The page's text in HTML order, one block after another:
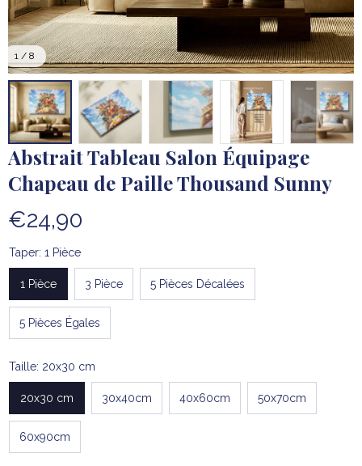
1 / 8
Abstrait Tableau Salon Équipage
Chapeau de Paille Thousand Sunny
€24,90
Taper: 1 Pièce
1 Pièce 3 Pièce 5 Pièces Décalées
5 Pièces Égales
Taille: 20x30 cm
20x30 cm 30x40cm 40x60cm 50x70cm
60x90cm